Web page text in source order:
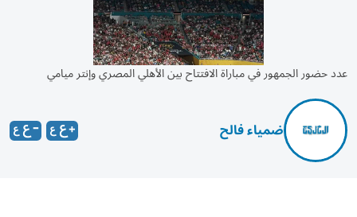
عدد حضور الجمهور في مباراة الافتتاح بين الأهلي المصري وإنتر ميامي
ضمياء فالح